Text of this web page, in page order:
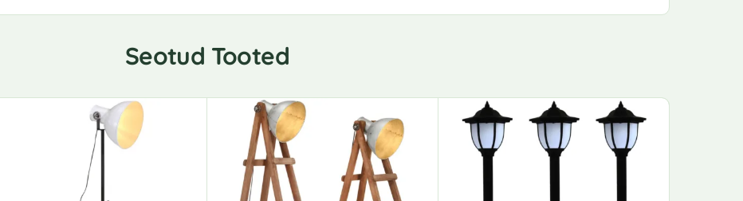
Seotud Tooted